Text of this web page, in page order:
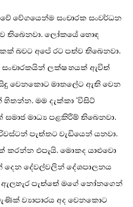
වේගයෙන්ම සංචාරක සංවර්ධන
තිබෙනවා. ලෝකයේ හොඳ
බවට අපේ රට පත්ව තිබෙනවා.
සංචාරකයින් ලක්ෂ හයක් ඇවිත්
වෙනකොට මාතලේට ඇති වෙන
මම දැක්කා ‘විසිට්
මාධ්‍ය පළකිරීම් තිබෙනවා.
පැත්තට වැඩියෙන් යනවා.
කරන්න එපැයි. මොකද යාළුවො
දේවල්වලින් දේශපාලනය
ඇලහැර පැත්තේ මගේ නෝනගෙන්
ව්‍යාපාරය අද වෙනකොට